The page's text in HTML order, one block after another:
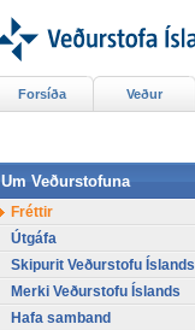
Forsíða Veður
Um Veðurstofuna
Fréttir
Útgáfa
Skipurit Veðurstofu Íslands
Merki Veðurstofu Íslands
Hafa samband